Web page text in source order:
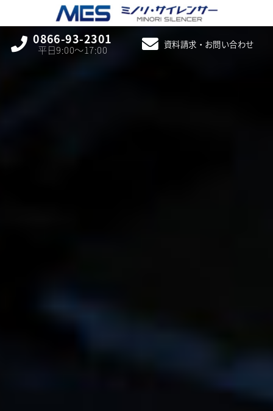
0866-93-2301
平日9:00〜17:00 資料請求・お問い合わせ